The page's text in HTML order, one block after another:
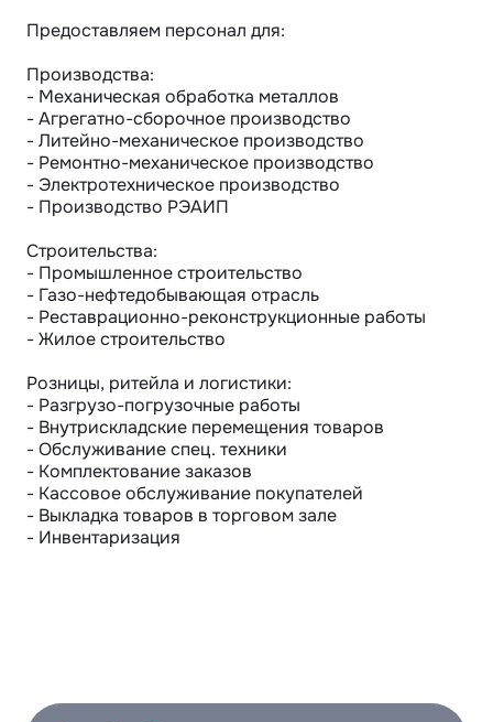
Предоставляем персонал для:
Производства:
- Механическая обработка металлов
- Агрегатно-сборочное производство
- Литейно-механическое производство
- Ремонтно-механическое производство
- Электротехническое производство
- Производство РЭАИП
Строительства:
- Промышленное строительство
- Газо-нефтедобывающая отрасль
- Реставрационно-реконструкционные работы
- Жилое строительство
Розницы, ритейла и логистики:
- Разгрузо-погрузочные работы
- Внутрискладские перемещения товаров
- Обслуживание спец. техники
- Комплектование заказов
- Кассовое обслуживание покупателей
- Выкладка товаров в торговом зале
- Инвентаризация